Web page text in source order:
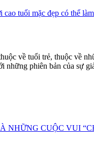
tuổi mặc đẹp có thể
về tuổi trẻ, thuộc về
những phiên bản của sự
CUỘC VUI